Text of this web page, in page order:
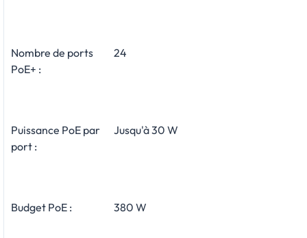
Nombre de ports
PoE+ :
24
Puissance PoE par
port :
Jusqu'à 30 W
Budget PoE : 380 W